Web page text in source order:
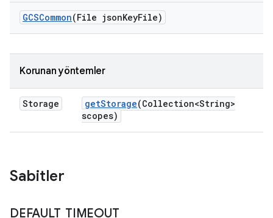
GCSCommon(File jsonKeyFile)
Korunan yöntemler
Storage getStorage(Collection<String>
scopes)
Sabitler
DEFAULT_ TIMEOUT